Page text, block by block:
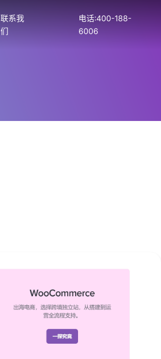
联系我
们
电话:400-188-
6006